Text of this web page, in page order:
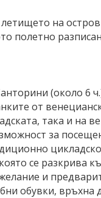
на
полетно
(около 6
от
така и на
за
се разкрива
и
обувки, връхна